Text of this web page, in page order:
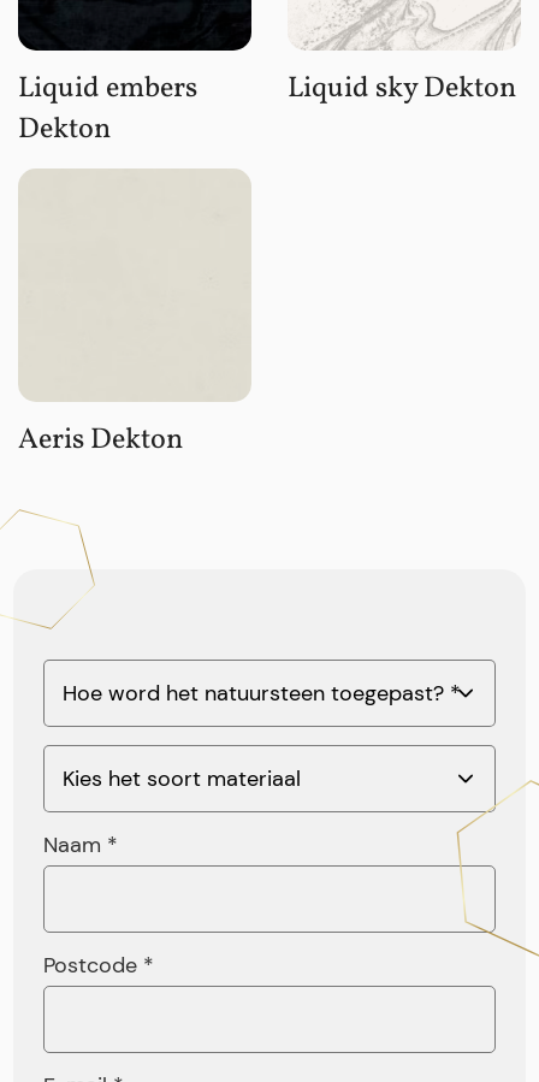
Liquid embers
Dekton
Liquid sky Dekton
Aeris Dekton
Naam *
Postcode *